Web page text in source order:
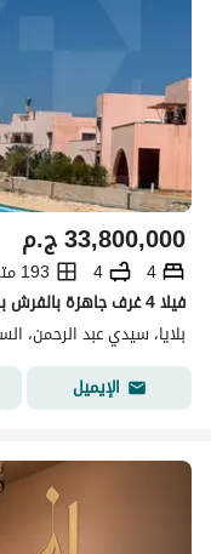
ج.م33,800,000
4
4
193 متر مربع
فيلا 4 غرف جاهزة بالفرش بفيو لاجون مزدوج في Playa Ghazala
بلايا، سيدي عبد الرحمن،
الإيميل